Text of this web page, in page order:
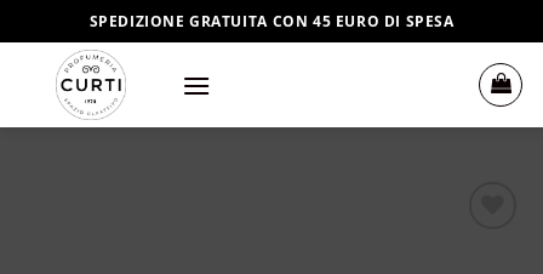
ai
contenuti
SPEDIZIONE GRATUITA CON 45 EURO DI SPESA